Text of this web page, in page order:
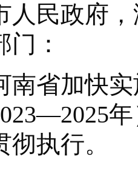
人民政府
：
加快实
执行。